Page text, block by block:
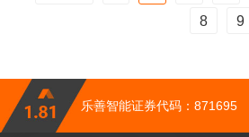
8
9
乐善智能证券代码：871695